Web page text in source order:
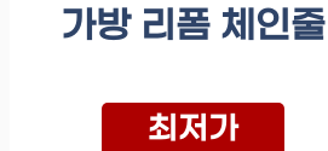
가방 리폼 체인줄
최저가